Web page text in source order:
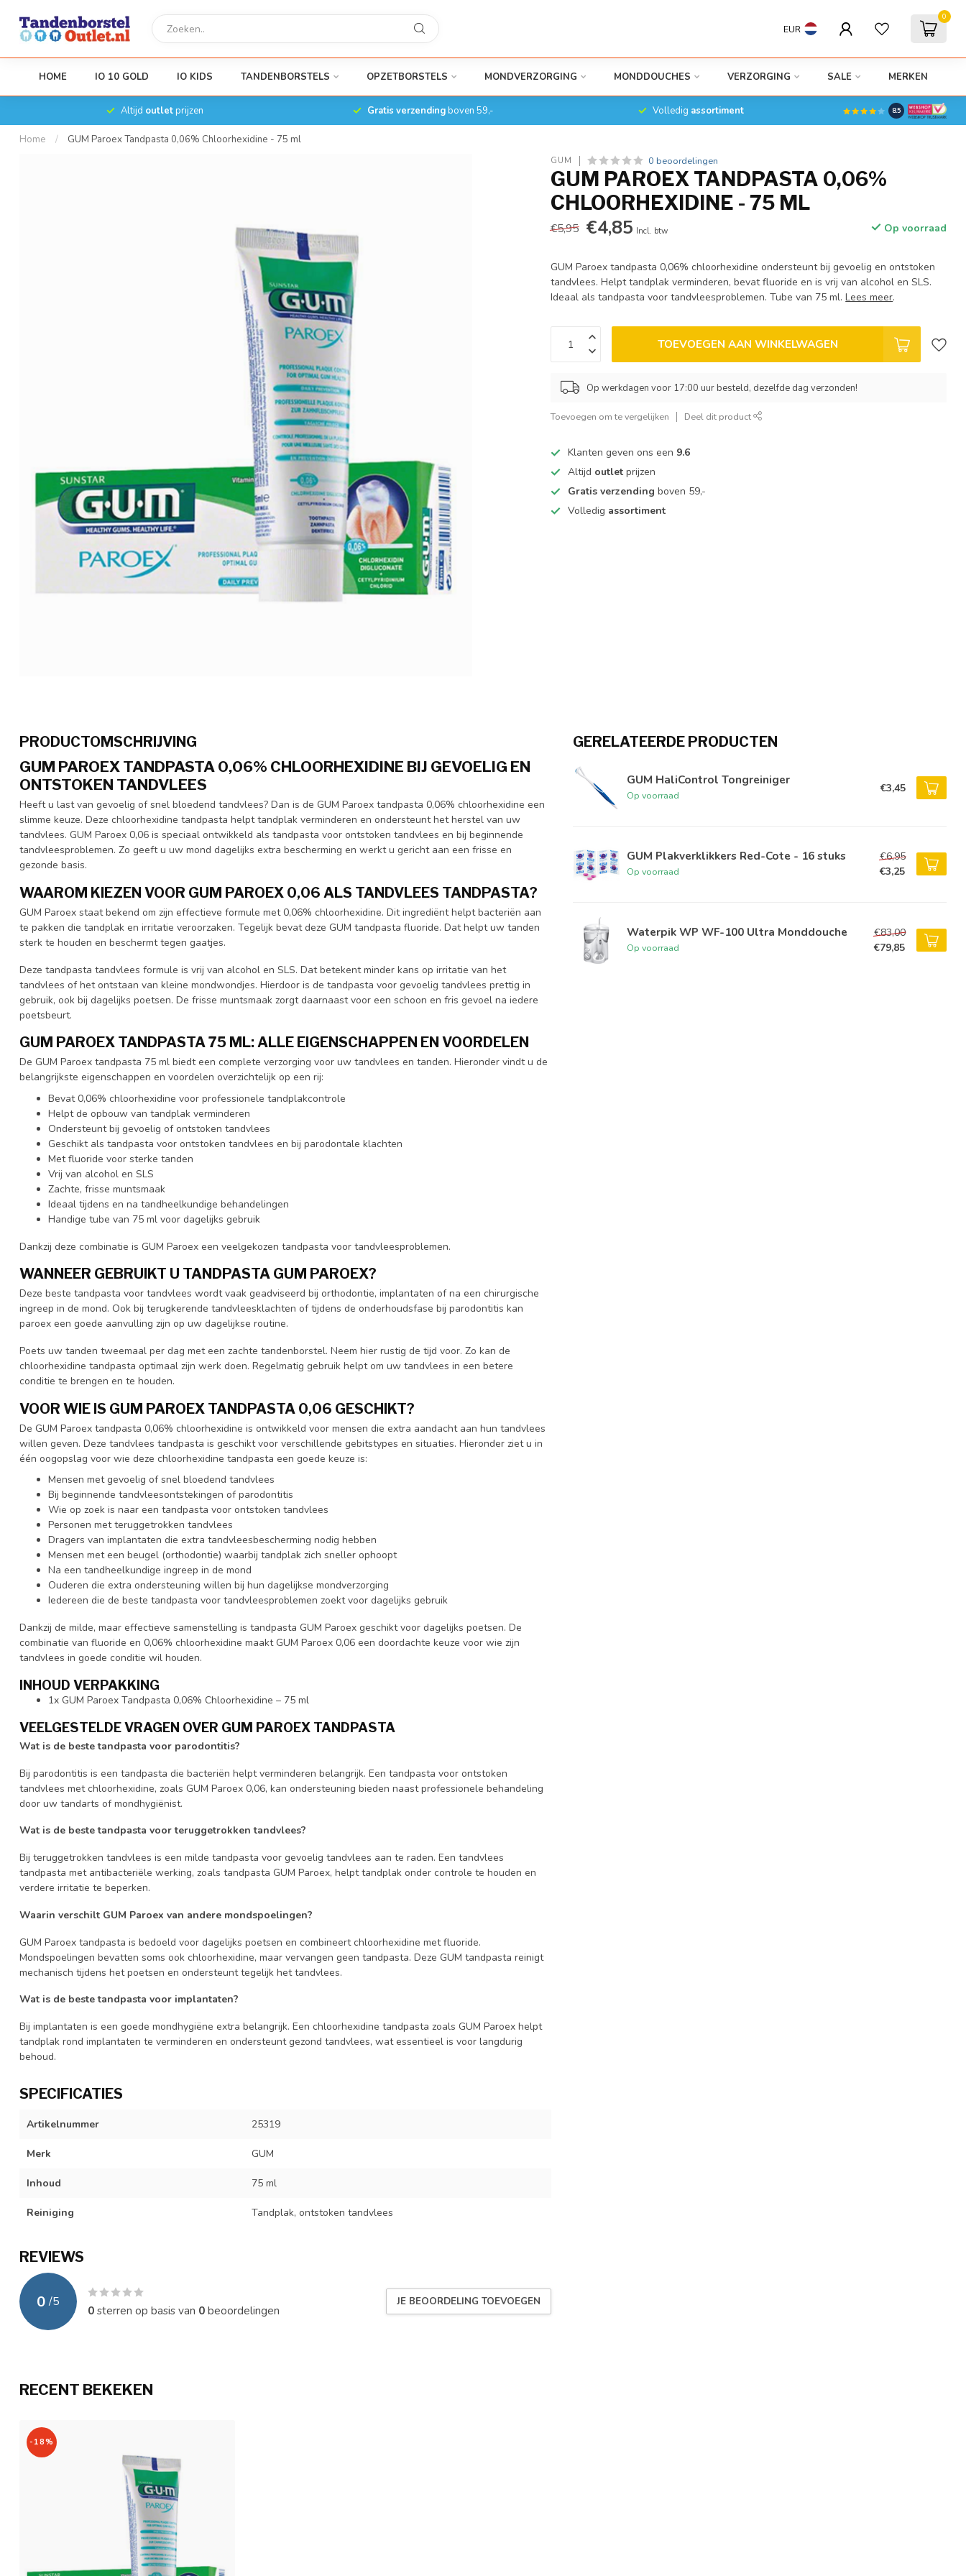
EUR
0
HOME IO 10 GOLD IO KIDS TANDENBORSTELS OPZETBORSTELS MONDVERZORGING MONDDOUCHES VERZORGING SALE MERKEN
Altijd outletprijzen Gratis verzendingboven 59,- Volledig assortiment 8.5
Home / GUM Paroex Tandpasta 0,06% Chloorhexidine - 75 ml
GUM 0 beoordelingen
GUM PAROEX TANDPASTA 0,06%
CHLOORHEXIDINE - 75 ML
€5,95 €4,85 Incl. btw Op voorraad
GUM Paroex tandpasta 0,06% chloorhexidine ondersteunt bij gevoelig en ontstoken
tandvlees. Helpt tandplak verminderen, bevat fluoride en is vrij van alcohol en SLS.
Ideaal als tandpasta voor tandvleesproblemen. Tube van 75 ml.Lees meer.
TOEVOEGEN AAN WINKELWAGEN
Op werkdagen voor 17:00 uur besteld, dezelfde dag verzonden!
Toevoegen om te vergelijken Deel dit product
Klanten geven ons een 9.6
Altijd outlet prijzen
Gratis verzending boven 59,-
Volledig assortiment
PRODUCTOMSCHRIJVING
GUM PAROEX TANDPASTA 0,06% CHLOORHEXIDINE BIJ GEVOELIG EN
ONTSTOKEN TANDVLEES
Heeft u last van gevoelig of snel bloedend tandvlees? Dan is de GUM Paroex tandpasta 0,06% chloorhexidine een
slimme keuze. Deze chloorhexidine tandpasta helpt tandplak verminderen en ondersteunt het herstel van uw
tandvlees. GUM Paroex 0,06 is speciaal ontwikkeld als tandpasta voor ontstoken tandvlees en bij beginnende
tandvleesproblemen. Zo geeft u uw mond dagelijks extra bescherming en werkt u gericht aan een frisse en
gezonde basis.
WAAROM KIEZEN VOOR GUM PAROEX 0,06 ALS TANDVLEES TANDPASTA?
GUM Paroex staat bekend om zijn effectieve formule met 0,06% chloorhexidine. Dit ingrediënt helpt bacteriën aan
te pakken die tandplak en irritatie veroorzaken. Tegelijk bevat deze GUM tandpasta fluoride. Dat helpt uw tanden
sterk te houden en beschermt tegen gaatjes.
Deze tandpasta tandvlees formule is vrij van alcohol en SLS. Dat betekent minder kans op irritatie van het
tandvlees of het ontstaan van kleine mondwondjes. Hierdoor is de tandpasta voor gevoelig tandvlees prettig in
gebruik, ook bij dagelijks poetsen. De frisse muntsmaak zorgt daarnaast voor een schoon en fris gevoel na iedere
poetsbeurt.
GUM PAROEX TANDPASTA 75 ML: ALLE EIGENSCHAPPEN EN VOORDELEN
De GUM Paroex tandpasta 75 ml biedt een complete verzorging voor uw tandvlees en tanden. Hieronder vindt u de
belangrijkste eigenschappen en voordelen overzichtelijk op een rij:
Bevat 0,06% chloorhexidine voor professionele tandplakcontrole
Helpt de opbouw van tandplak verminderen
Ondersteunt bij gevoelig of ontstoken tandvlees
Geschikt als tandpasta voor ontstoken tandvlees en bij parodontale klachten
Met fluoride voor sterke tanden
Vrij van alcohol en SLS
Zachte, frisse muntsmaak
Ideaal tijdens en na tandheelkundige behandelingen
Handige tube van 75 ml voor dagelijks gebruik
Dankzij deze combinatie is GUM Paroex een veelgekozen tandpasta voor tandvleesproblemen.
WANNEER GEBRUIKT U TANDPASTA GUM PAROEX?
Deze beste tandpasta voor tandvlees wordt vaak geadviseerd bij orthodontie, implantaten of na een chirurgische
ingreep in de mond. Ook bij terugkerende tandvleesklachten of tijdens de onderhoudsfase bij parodontitis kan
paroex een goede aanvulling zijn op uw dagelijkse routine.
Poets uw tanden tweemaal per dag met een zachte tandenborstel. Neem hier rustig de tijd voor. Zo kan de
chloorhexidine tandpasta optimaal zijn werk doen. Regelmatig gebruik helpt om uw tandvlees in een betere
conditie te brengen en te houden.
VOOR WIE IS GUM PAROEX TANDPASTA 0,06 GESCHIKT?
De GUM Paroex tandpasta 0,06% chloorhexidine is ontwikkeld voor mensen die extra aandacht aan hun tandvlees
willen geven. Deze tandvlees tandpasta is geschikt voor verschillende gebitstypes en situaties. Hieronder ziet u in
één oogopslag voor wie deze chloorhexidine tandpasta een goede keuze is:
Mensen met gevoelig of snel bloedend tandvlees
Bij beginnende tandvleesontstekingen of parodontitis
Wie op zoek is naar een tandpasta voor ontstoken tandvlees
Personen met teruggetrokken tandvlees
Dragers van implantaten die extra tandvleesbescherming nodig hebben
Mensen met een beugel (orthodontie) waarbij tandplak zich sneller ophoopt
Na een tandheelkundige ingreep in de mond
Ouderen die extra ondersteuning willen bij hun dagelijkse mondverzorging
Iedereen die de beste tandpasta voor tandvleesproblemen zoekt voor dagelijks gebruik
Dankzij de milde, maar effectieve samenstelling is tandpasta GUM Paroex geschikt voor dagelijks poetsen. De
combinatie van fluoride en 0,06% chloorhexidine maakt GUM Paroex 0,06 een doordachte keuze voor wie zijn
tandvlees in goede conditie wil houden.
INHOUD VERPAKKING
1x GUM Paroex Tandpasta 0,06% Chloorhexidine – 75 ml
VEELGESTELDE VRAGEN OVER GUM PAROEX TANDPASTA
Wat is de beste tandpasta voor parodontitis?
Bij parodontitis is een tandpasta die bacteriën helpt verminderen belangrijk. Een tandpasta voor ontstoken
tandvlees met chloorhexidine, zoals GUM Paroex 0,06, kan ondersteuning bieden naast professionele behandeling
door uw tandarts of mondhygiënist.
Wat is de beste tandpasta voor teruggetrokken tandvlees?
Bij teruggetrokken tandvlees is een milde tandpasta voor gevoelig tandvlees aan te raden. Een tandvlees
tandpasta met antibacteriële werking, zoals tandpasta GUM Paroex, helpt tandplak onder controle te houden en
verdere irritatie te beperken.
Waarin verschilt GUM Paroex van andere mondspoelingen?
GUM Paroex tandpasta is bedoeld voor dagelijks poetsen en combineert chloorhexidine met fluoride.
Mondspoelingen bevatten soms ook chloorhexidine, maar vervangen geen tandpasta. Deze GUM tandpasta reinigt
mechanisch tijdens het poetsen en ondersteunt tegelijk het tandvlees.
Wat is de beste tandpasta voor implantaten?
Bij implantaten is een goede mondhygiëne extra belangrijk. Een chloorhexidine tandpasta zoals GUM Paroex helpt
tandplak rond implantaten te verminderen en ondersteunt gezond tandvlees, wat essentieel is voor langdurig
behoud.
SPECIFICATIES
Artikelnummer 25319
Merk GUM
Inhoud 75 ml
Reiniging Tandplak, ontstoken tandvlees
REVIEWS
0 /5
0sterren op basis van 0beoordelingen
JE BEOORDELING TOEVOEGEN
GERELATEERDE PRODUCTEN
GUM HaliControl Tongreiniger
Op voorraad
€3,45
GUM Plakverklikkers Red-Cote - 16 stuks
Op voorraad
€6,95
€3,25
Waterpik WP WF-100 Ultra Monddouche
Op voorraad
€83,00
€79,85
RECENT BEKEKEN
-18%